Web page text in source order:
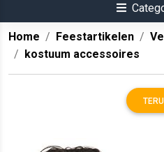
Home Feestartikelen
kostuum accessoires